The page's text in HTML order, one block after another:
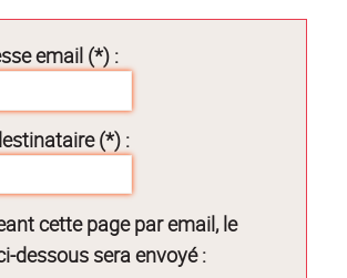
email (*) :
(*) :
cette page par email, le
dessous sera envoyé :